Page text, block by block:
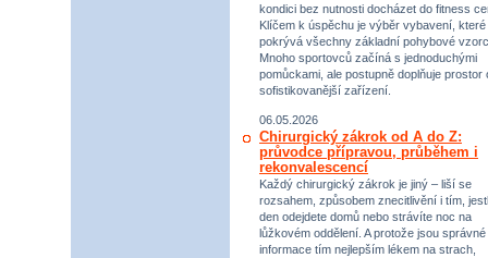
kondici bez nutnosti docházet do fitness
Klíčem k úspěchu je výběr vybavení, které
pokrývá všechny základní pohybové
Mnoho sportovců začíná s jednoduchými
pomůckami, ale postupně doplňuje prostor
sofistikovanější zařízení.
06.05.2026
Chirurgický zákrok od A do Z:
průvodce přípravou, průběhem i
rekonvalescencí
Každý chirurgický zákrok je jiný – liší se
rozsahem, způsobem znecitlivění i tím,
den odejdete domů nebo strávíte noc na
lůžkovém oddělení. A protože jsou správné
informace tím nejlepším lékem na strach,